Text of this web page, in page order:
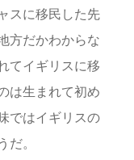
スに移民した先
方だかわからな
てイギリスに移
は生まれて初め
ではイギリスの
だ。